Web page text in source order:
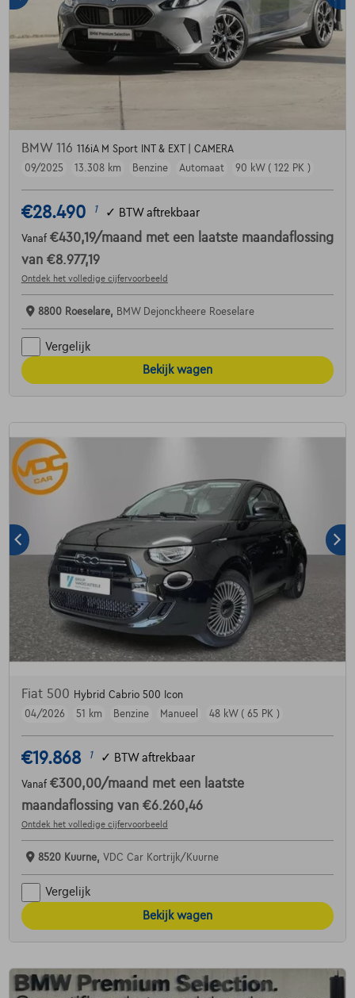
BMW 116 116iA M Sport INT & EXT | CAMERA
09/2025
13.308 km Benzine Automaat 90 kW ( 122 PK )
€28.490 1 ✓ BTW aftrekbaar
Vanaf €430,19/maand met een laatste maandaflossing
van €8.977,19
Ontdek het volledige cijfervoorbeeld
8800 Roeselare, BMW Dejonckheere Roeselare
Vergelijk
Bekijk wagen
Fiat 500 Hybrid Cabrio 500 Icon
04/2026
51 km Benzine Manueel 48 kW ( 65 PK )
€19.868 1 ✓ BTW aftrekbaar
Vanaf €300,00/maand met een laatste
maandaflossing van €6.260,46
Ontdek het volledige cijfervoorbeeld
8520 Kuurne, VDC Car Kortrijk/Kuurne
Vergelijk
Bekijk wagen